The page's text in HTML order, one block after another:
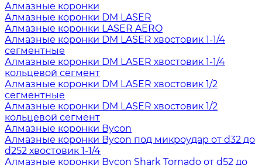
Алмазные коронки
Алмазные коронки DM LASER
Алмазные коронки LASER AERO
Алмазные коронки DM LASER хвостовик 1-1/4
сегментные
Алмазные коронки DM LASER хвостовик 1-1/4
кольцевой сегмент
Алмазные коронки DM LASER хвостовик 1/2
сегментные
Алмазные коронки DM LASER хвостовик 1/2
кольцевой сегмент
Алмазные коронки Bycon
Алмазные коронки Bycon под микроудар от d32 до
d252 хвостовик 1-1/4
Алмазные коронки Bycon Shark Tornado от d52 до